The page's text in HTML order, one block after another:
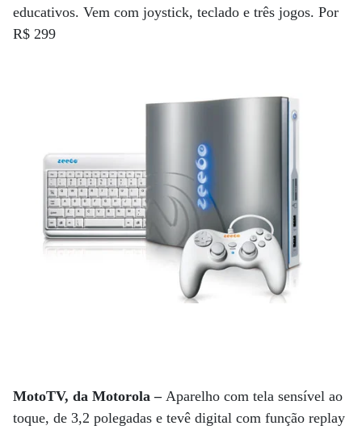
educativos. Vem com joystick, teclado e três jogos. Por
R$ 299
MotoTV, da Motorola –Aparelho com tela sensível ao
toque, de 3,2 polegadas e tevê digital com função replay